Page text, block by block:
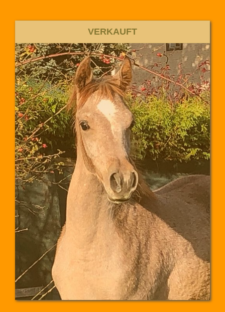
VERKAUFT